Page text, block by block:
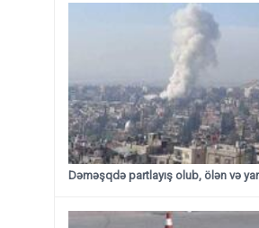
Dəməşqdə partlayış olub, ölən və